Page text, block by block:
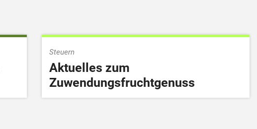
Steuern
Aktuelles zum
Zuwendungsfruchtgenuss